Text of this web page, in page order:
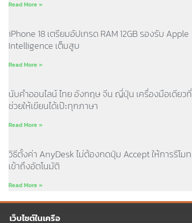
Read More »
iPhone 18 เตรียมอัปเกรด RAM 12GB รองรับ Apple
Intelligence เต็มสูบ
Read More »
นับคำออนไลน์ ไทย อังกฤษ จีน ญี่ปุ่น เครื่องมือเดียวที่
ช่วยให้เขียนได้เป๊ะทุกภาษา
Read More »
วิธีตั้งค่า AnyDesk ไม่ต้องกดปุ่ม Accept ให้การรีโมท
เข้าถึงอัตโนมัติ
Read More »
เว็บไซต์ในเครือ